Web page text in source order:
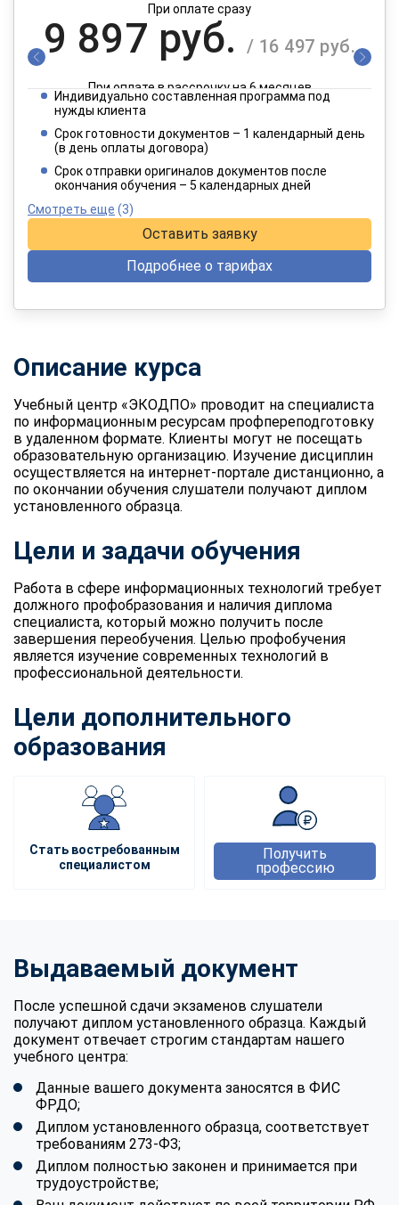
При оплате сразу
9 897 руб. / 16 497 руб.
При оплате в рассрочку на 6 месяцев
4 949 руб. / 8 249 руб.
При оплате в рассрочку на 12 месяцев
Индивидуально составленная программа под
нужды клиента
Срок готовности документов – 1 календарный день
(в день оплаты договора)
Срок отправки оригиналов документов после
окончания обучения – 5 календарных дней
Смотреть еще (3)
Оставить заявку
Подробнее о тарифах
Описание курса
Учебный центр «ЭКОДПО» проводит на специалиста
по информационным ресурсам профпереподготовку
в удаленном формате. Клиенты могут не посещать
образовательную организацию. Изучение дисциплин
осуществляется на интернет-портале дистанционно, а
по окончании обучения слушатели получают диплом
установленного образца.
Цели и задачи обучения
Работа в сфере информационных технологий требует
должного профобразования и наличия диплома
специалиста, который можно получить после
завершения переобучения. Целью профобучения
является изучение современных технологий в
профессиональной деятельности.
Цели дополнительного
образования
Стать востребованным
специалистом
Получить
профессию
Выдаваемый документ
После успешной сдачи экзаменов слушатели
получают диплом установленного образца. Каждый
документ отвечает строгим стандартам нашего
учебного центра:
Данные вашего документа заносятся в ФИС
ФРДО;
Диплом установленного образца, соответствует
требованиям 273-ФЗ;
Диплом полностью законен и принимается при
трудоустройстве;